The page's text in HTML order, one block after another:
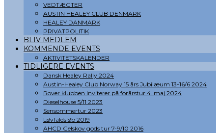
VEDTÆGTER
AUSTIN HEALEY CLUB DENMARK
HEALEY DANMARK
PRIVATPOLITIK
BLIV MEDLEM
KOMMENDE EVENTS
AKTIVITETSKALENDER
TIDLIGERE EVENTS
Dansk Healey Rally 2024
Austin-Healey Club Norway 15 års Jubilæum 13-16/6 2024
Rover klubben inviterer på forårstur 4. maj 2024
Dieselhouse 5/11 2023
Sensommertur 2023
Løvfaldsløb 2019
AHCD Gelskov gods tur 7-9/10 2016